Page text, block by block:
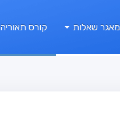
מאגר שאלות קורס תאוריה